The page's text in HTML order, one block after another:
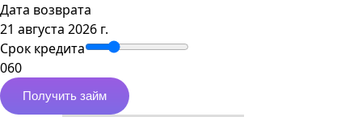
Дата возврата
21 августа 2026 г.
Срок кредита
060
Получить займ